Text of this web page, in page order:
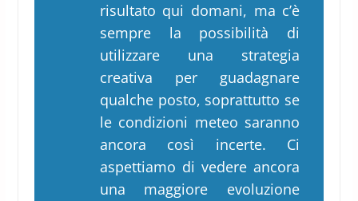
risultato qui domani, ma c’è
sempre la possibilità di
utilizzare una strategia
creativa per guadagnare
qualche posto, soprattutto se
le condizioni meteo saranno
ancora così incerte. Ci
aspettiamo di vedere ancora
una maggiore evoluzione